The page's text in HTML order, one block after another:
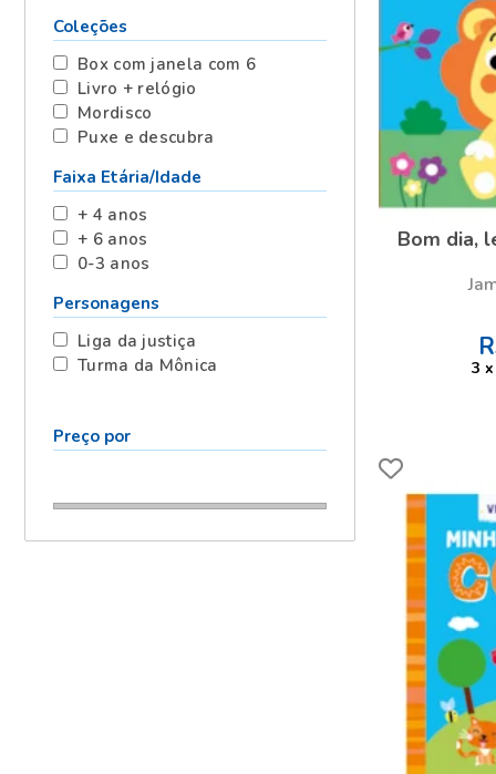
Coleções
Box com janela com 6
Livro + relógio
Mordisco
Puxe e descubra
Faixa Etária/Idade
+ 4 anos
+ 6 anos
0-3 anos
Personagens
Liga da justiça
Turma da Mônica
Preço por
Bom dia,
3 x